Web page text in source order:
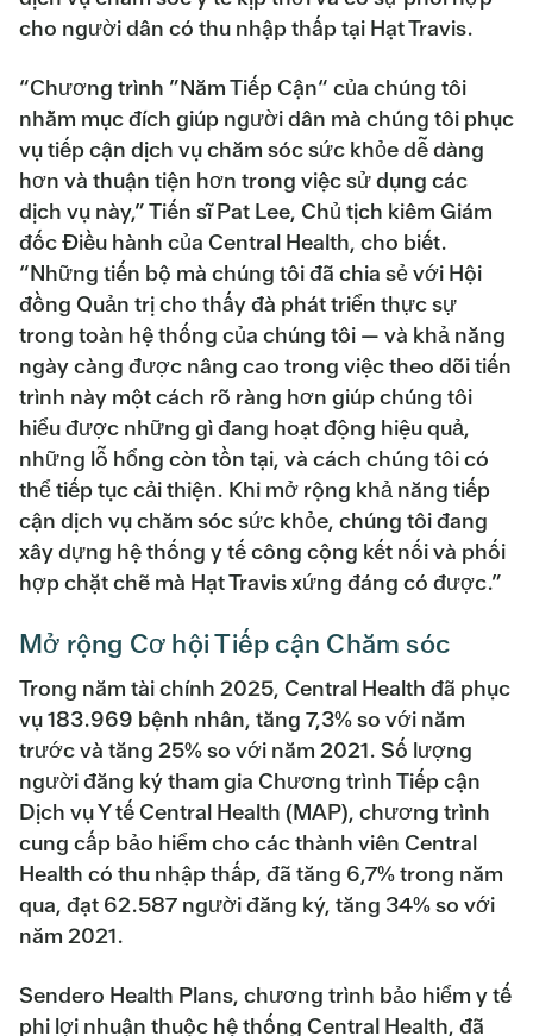
cho người dân có thu nhập thấp tại Hạt Travis.
“Chương trình ”Năm Tiếp Cận“ của chúng tôi
nhằm mục đích giúp người dân mà chúng tôi phục
vụ tiếp cận dịch vụ chăm sóc sức khỏe dễ dàng
hơn và thuận tiện hơn trong việc sử dụng các
dịch vụ này,” Tiến sĩ Pat Lee, Chủ tịch kiêm Giám
đốc Điều hành của Central Health, cho biết.
“Những tiến bộ mà chúng tôi đã chia sẻ với Hội
đồng Quản trị cho thấy đà phát triển thực sự
trong toàn hệ thống của chúng tôi — và khả năng
ngày càng được nâng cao trong việc theo dõi tiến
trình này một cách rõ ràng hơn giúp chúng tôi
hiểu được những gì đang hoạt động hiệu quả,
những lỗ hổng còn tồn tại, và cách chúng tôi có
thể tiếp tục cải thiện. Khi mở rộng khả năng tiếp
cận dịch vụ chăm sóc sức khỏe, chúng tôi đang
xây dựng hệ thống y tế công cộng kết nối và phối
hợp chặt chẽ mà Hạt Travis xứng đáng có được.”
Mở rộng Cơ hội Tiếp cận Chăm sóc
Trong năm tài chính 2025, Central Health đã phục
vụ 183.969 bệnh nhân, tăng 7,3% so với năm
trước và tăng 25% so với năm 2021. Số lượng
người đăng ký tham gia Chương trình Tiếp cận
Dịch vụ Y tế Central Health (MAP), chương trình
cung cấp bảo hiểm cho các thành viên Central
Health có thu nhập thấp, đã tăng 6,7% trong năm
qua, đạt 62.587 người đăng ký, tăng 34% so với
năm 2021.
Sendero Health Plans, chương trình bảo hiểm y tế
phi lợi nhuận thuộc hệ thống Central Health, đã